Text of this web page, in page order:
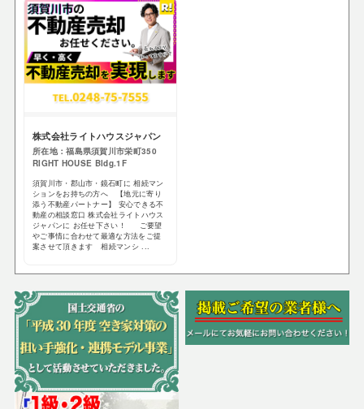
株式会社ライトハウスジャパン
所在地：福島県須賀川市栄町350
RIGHT HOUSE Bldg.1F
須賀川市・郡山市・鏡石町に 相続マン
ションをお持ちの方へ 【地元に寄り
添う不動産パートナー】 安心できる不
動産の相談窓口 株式会社ライトハウス
ジャパンに お任せ下さい！ ご要望
やご事情に合わせて最適な方法をご提
案させて頂きます 相続マンシ ...